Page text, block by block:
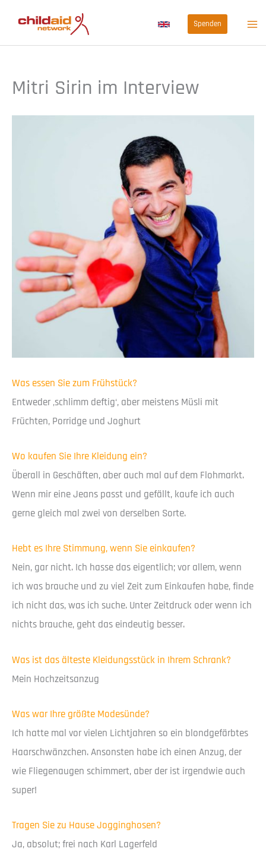
Inhalt
springen
Spenden
Mitri Sirin im Interview
Was essen Sie zum Frühstück?
Entweder ‚schlimm deftig‘, aber meistens Müsli mit
Früchten, Porridge und Joghurt
Wo kaufen Sie Ihre Kleidung ein?
Überall in Geschäften, aber auch mal auf dem Flohmarkt.
Wenn mir eine Jeans passt und gefällt, kaufe ich auch
gerne gleich mal zwei von derselben Sorte.
Hebt es Ihre Stimmung, wenn Sie einkaufen?
Nein, gar nicht. Ich hasse das eigentlich; vor allem, wenn
ich was brauche und zu viel Zeit zum Einkaufen habe, finde
ich nicht das, was ich suche. Unter Zeitdruck oder wenn ich
nichts brauche, geht das eindeutig besser.
Was ist das älteste Kleidungsstück in Ihrem Schrank?
Mein Hochzeitsanzug
Was war Ihre größte Modesünde?
Ich hatte mal vor vielen Lichtjahren so ein blondgefärbtes
Haarschwänzchen. Ansonsten habe ich einen Anzug, der
wie Fliegenaugen schimmert, aber der ist irgendwie auch
super!
Tragen Sie zu Hause Jogginghosen?
Ja, absolut; frei nach Karl Lagerfeld